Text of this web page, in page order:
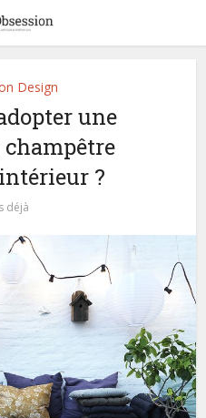
Design
une
?
déjà